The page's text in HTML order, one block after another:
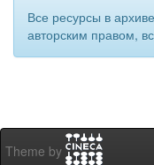
Все ресурсы в
авторским правом,
Theme by